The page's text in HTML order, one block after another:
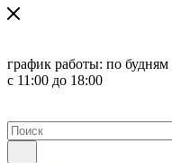
график работы: по будням
с 11:00 до 18:00